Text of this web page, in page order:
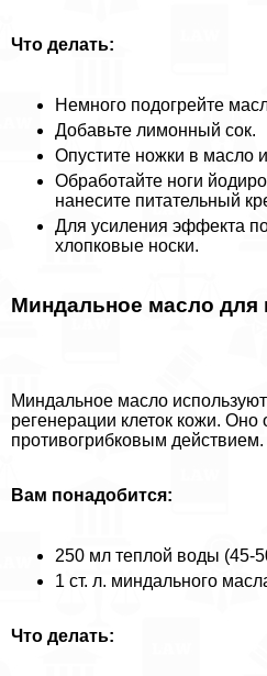
Что делать:
Немного подогрейте
Добавьте лимонный сок.
Опустите ножки в масло
Обработайте ноги
нанесите питательный
Для усиления эффекта
хлопковые носки.
Миндальное масло для
Миндальное масло
регенерации клеток кожи.
противогрибковым действием.
Вам понадобится:
250 мл теплой воды (45-
1 ст. л. миндального
Что делать: